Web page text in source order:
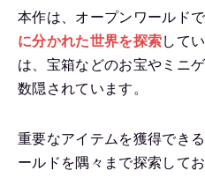
本作は、オープンワールド
に分かれた世界を探索して
は、宝箱などのお宝やミニ
数隠されています。
重要なアイテムを獲得でき
ールドを隅々まで探索して